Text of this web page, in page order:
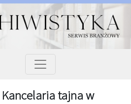
Kancelaria tajna w